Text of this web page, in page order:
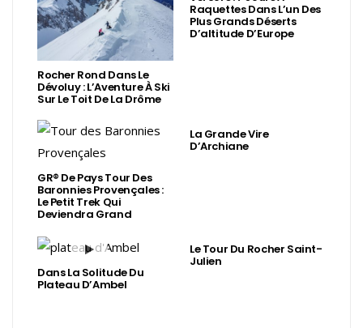
Rocher Rond Dans Le
Dévoluy : L’Aventure À Ski
Sur Le Toit De La Drôme
Raquettes Dans L’un Des
Plus Grands Déserts
D’altitude D’Europe
GR® De Pays Tour Des
Baronnies Provençales :
Le Petit Trek Qui
Deviendra Grand
La Grande Vire
D’Archiane
Dans La Solitude Du
Plateau D’Ambel
Le Tour Du Rocher Saint-
Julien